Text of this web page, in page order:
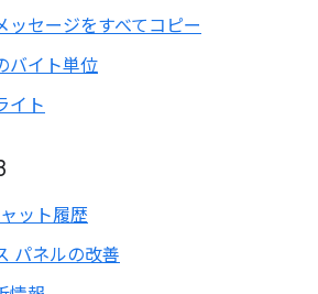
ッセージをすべてコピー
バイト単位
イト
ット履歴
パネルの改善